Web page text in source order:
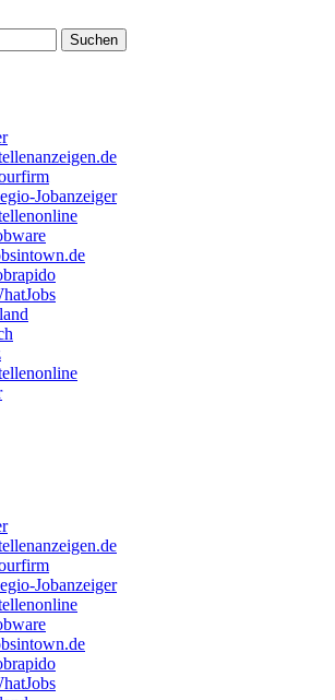
Jobanzeiger
Jobanzeiger